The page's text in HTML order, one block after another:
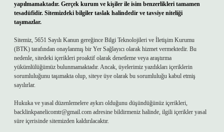
yapılmamaktadır. Gerçek kurum ve kişiler ile isim benzerlikleri tamamen
tesadüfidir. Sitemizdeki bilgiler taslak halindedir ve tavsiye niteliği
taşımazlar.
Sitemiz, 5651 Sayılı Kanun gereğince Bilgi Teknolojileri ve İletişim Kurumu
(BTK) tarafından onaylanmış bir Yer Sağlayıcı olarak hizmet vermektedir. Bu
nedenle, sitedeki içerikleri proaktif olarak denetleme veya araştırma
yükümlülüğümüz bulunmamaktadır. Ancak, üyelerimiz yazdıkları içeriklerin
sorumluluğunu taşımakta olup, siteye üye olarak bu sorumluluğu kabul etmiş
sayılırlar.
Hukuka ve yasal düzenlemelere aykırı olduğunu düşündüğünüz içerikleri,
backlinkpanelicomtr@gmail.com adresine bildirmeniz halinde, ilgili içerikler yasal
süre içerisinde sitemizden kaldırılacaktır.